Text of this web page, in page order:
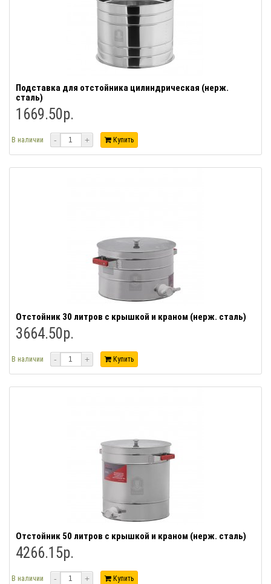
Подставка для отстойника цилиндрическая (нерж.
сталь)
1669.50р.
В наличии - + Купить
Отстойник 30 литров с крышкой и краном (нерж. сталь)
3664.50р.
В наличии - + Купить
Отстойник 50 литров с крышкой и краном (нерж. сталь)
4266.15р.
В наличии - + Купить